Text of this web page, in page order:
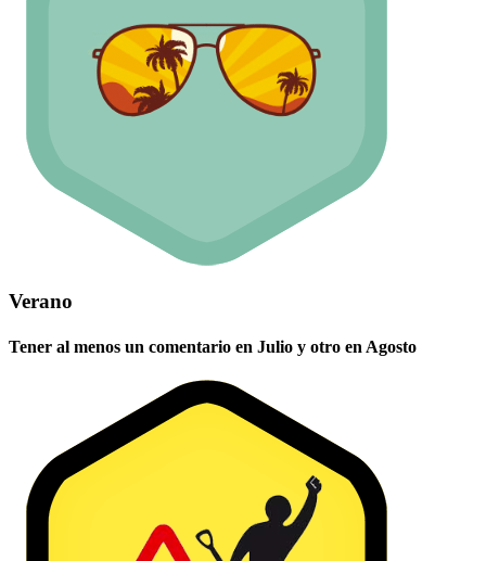
Verano
Tener al menos un comentario en Julio y otro en Agosto